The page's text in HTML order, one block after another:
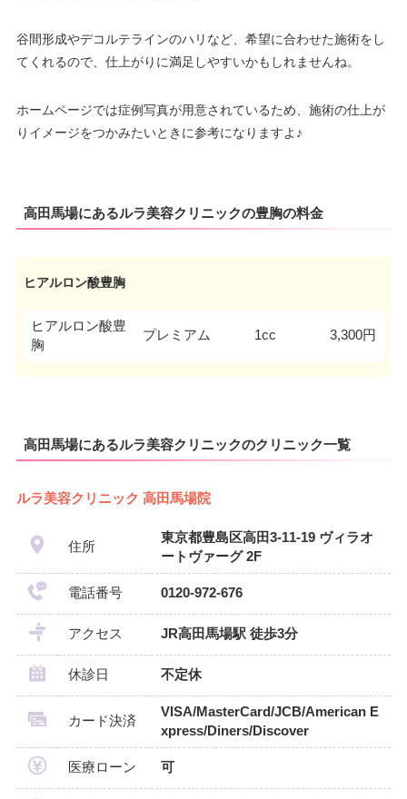
谷間形成やデコルテラインのハリなど、希望に合わせた施術をし
てくれるので、仕上がりに満足しやすいかもしれませんね。
ホームページでは症例写真が用意されているため、施術の仕上が
りイメージをつかみたいときに参考になりますよ♪
高田馬場にあるルラ美容クリニックの豊胸の料金
ヒアルロン酸豊胸
ヒアルロン酸豊
胸
プレミアム 1cc 3,300円
高田馬場にあるルラ美容クリニックのクリニック一覧
ルラ美容クリニック 高田馬場院
住所
東京都豊島区高田3-11-19 ヴィラオ
ートヴァーグ 2F
電話番号 0120-972-676
アクセス JR高田馬場駅 徒歩3分
休診日 不定休
カード決済
VISA/MasterCard/JCB/American E
xpress/Diners/Discover
医療ローン 可